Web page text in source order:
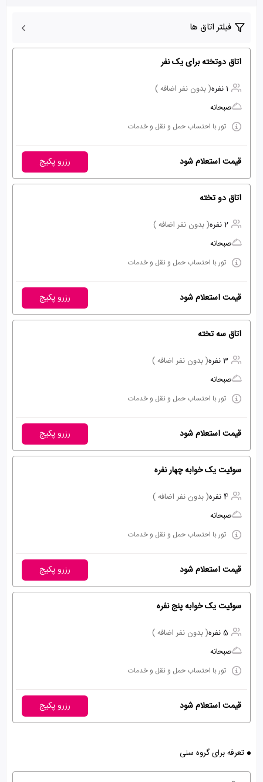
فیلتر اتاق ها
اتاق دوتخته برای یک نفر
1 نفره
( بدون نفر اضافه )
صبحانه
تور با احتساب حمل و نقل و خدمات
قیمت استعلام شود رزرو پکیج
اتاق دو تخته
2 نفره
( بدون نفر اضافه )
صبحانه
تور با احتساب حمل و نقل و خدمات
قیمت استعلام شود رزرو پکیج
اتاق سه تخته
3 نفره
( بدون نفر اضافه )
صبحانه
تور با احتساب حمل و نقل و خدمات
قیمت استعلام شود رزرو پکیج
سوئیت یک خوابه چهار نفره
4 نفره
( بدون نفر اضافه )
صبحانه
تور با احتساب حمل و نقل و خدمات
قیمت استعلام شود رزرو پکیج
سوئیت یک خوابه پنج نفره
5 نفره
( بدون نفر اضافه )
صبحانه
تور با احتساب حمل و نقل و خدمات
قیمت استعلام شود رزرو پکیج
تعرفه برای گروه سنی